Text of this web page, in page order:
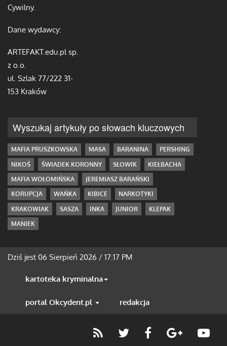
Cywilny.
Dane wydawcy:
ARTEFAKT.edu.pl sp.
z o.o.
ul. Szlak 77/222 31-
153 Kraków
Wyszukaj artykuły po słowach kluczowych
MAFIA PRUSZKOWSKA MASA BARANINA
PERSHING
NIKOŚ
ŚWIADEK KORONNY SŁOWIK
KIEŁBACHA
MAFIA WOŁOMIŃSKA
JEREMIASZ BARAŃSKI
KORUPCJA
WAŃKA KIBICE
NARKOTYKI
KRAKOWIAK
SASZA INKA JUNIOR
KLEPAK
MANIEK
Dziś jest 06 Sierpień 2026 / 17:17 PM
kartoteka kryminalna
portal Okcydent.pl redakcja